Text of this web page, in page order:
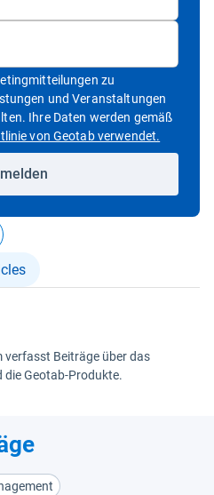
zu
und Veranstaltungen
Ihre Daten werden gemäß
von Geotab verwendet.
verfasst Beiträge über das
die Geotab-Produkte.